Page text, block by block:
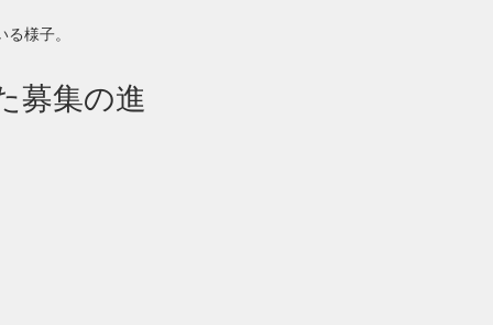
様子。
募集の進